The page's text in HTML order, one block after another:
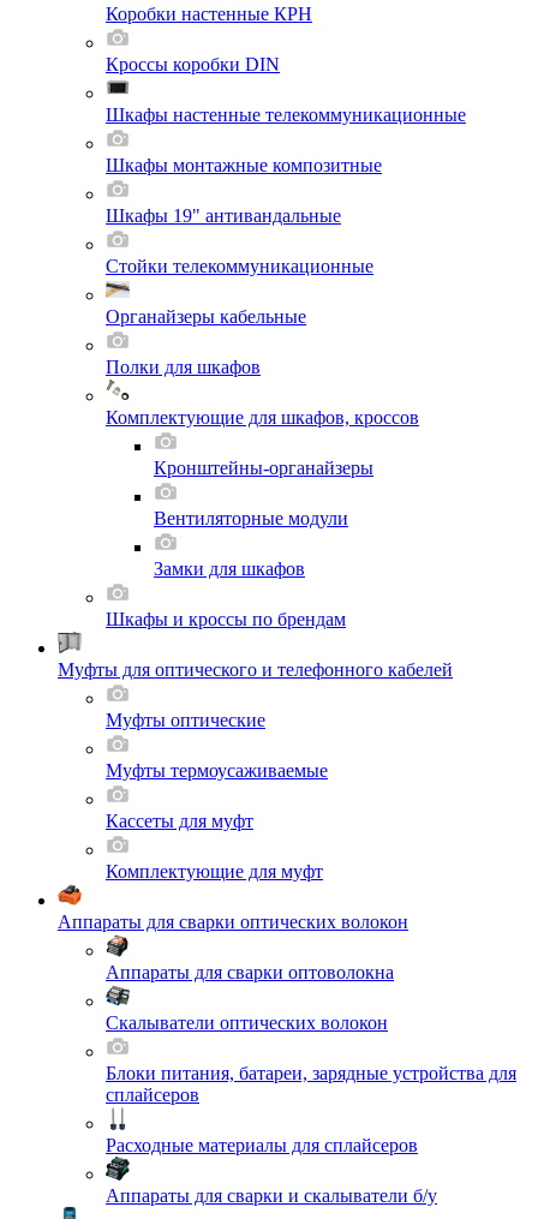
Коробки настенные КРН
Кроссы коробки DIN
Шкафы настенные телекоммуникационные
Шкафы монтажные композитные
Шкафы 19" антивандальные
Стойки телекоммуникационные
Органайзеры кабельные
Полки для шкафов
Комплектующие для шкафов, кроссов
Кронштейны-органайзеры
Вентиляторные модули
Замки для шкафов
Шкафы и кроссы по брендам
Муфты для оптического и телефонного кабелей
Муфты оптические
Муфты термоусаживаемые
Кассеты для муфт
Комплектующие для муфт
Аппараты для сварки оптических волокон
Аппараты для сварки оптоволокна
Скалыватели оптических волокон
Блоки питания, батареи, зарядные устройства для
сплайсеров
Расходные материалы для сплайсеров
Аппараты для сварки и скалыватели б/у